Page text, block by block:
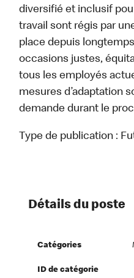
diversifié et inclusif
travail sont régis par
place depuis
occasions justes,
tous les employés
mesures d’adaptation
demande durant le
Type de publication :
Détails du poste
Catégories
ID de catégorie